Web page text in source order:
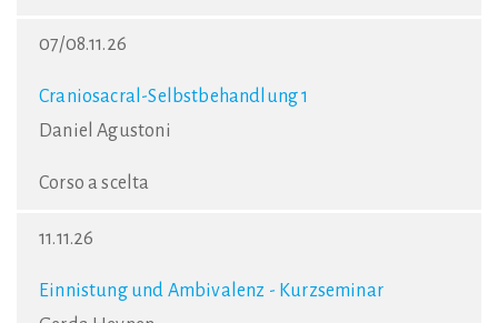
07/08.11.26
Craniosacral-Selbstbehandlung 1
Daniel Agustoni
Corso a scelta
11.11.26
Einnistung und Ambivalenz - Kurzseminar